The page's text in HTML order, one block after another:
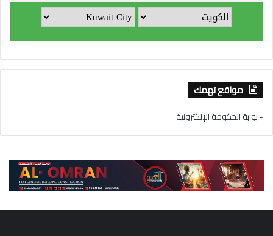
مواقع تهمك
- بوابة الحكومة الإلكترونية